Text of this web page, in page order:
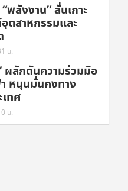
พลังงาน” ลั่นเกาะ
ตสาหกรรมและ
น.
ผลักดันความร่วมมือ
หนุนมั่นคงทาง
ทศ
น.